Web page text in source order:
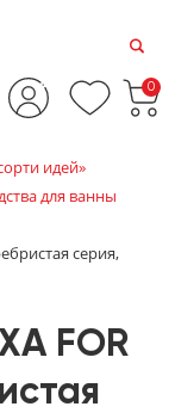
0
идей»‎
для ванны
серия,
FOR